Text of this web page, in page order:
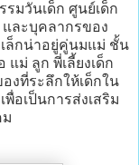
รมวันเด็ก ศูนย์เด็ก
ละบุคลากรของ
ล็กน่าอยู่คู่นมแม่ ชั้น
แม่ ลูก พี่เลี้ยงเด็ก
งที่ระลึกให้เด็กใน
อเป็นการส่งเสริม